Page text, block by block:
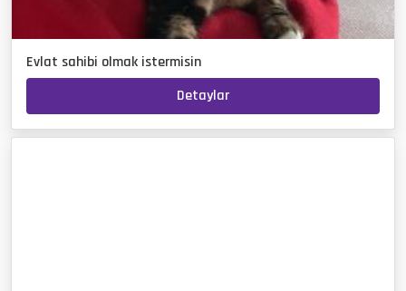
Evlat sahibi olmak istermisin
Detaylar